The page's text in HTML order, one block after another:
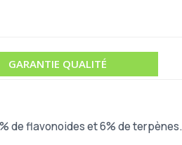
GARANTIE QUALITÉ
de flavonoides et 6% de terpènes.